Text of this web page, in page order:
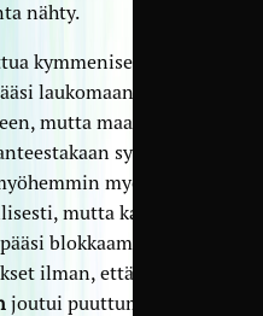
nähty.
kymmenisen
laukomaan tulisesti
mutta maalivahti
syntynyt
myös Kiisto
mutta kaikeksi
blokkaamaan
ilman, että
joutui puuttumaan